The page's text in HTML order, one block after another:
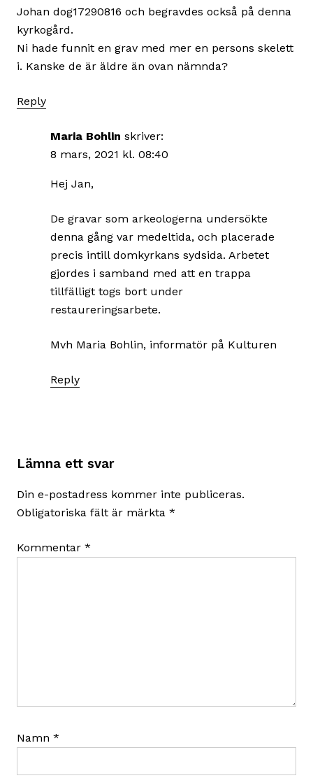
Johan dog17290816 och begravdes också på denna
kyrkogård.
Ni hade funnit en grav med mer en persons skelett
i. Kanske de är äldre än ovan nämnda?
Reply
Maria Bohlin skriver:
8 mars, 2021 kl. 08:40
Hej Jan,
De gravar som arkeologerna undersökte
denna gång var medeltida, och placerade
precis intill domkyrkans sydsida. Arbetet
gjordes i samband med att en trappa
tillfälligt togs bort under
restaureringsarbete.
Mvh Maria Bohlin, informatör på Kulturen
Reply
Lämna ett svar
Din e-postadress kommer inte publiceras.
Obligatoriska fält är märkta *
Kommentar *
Namn *